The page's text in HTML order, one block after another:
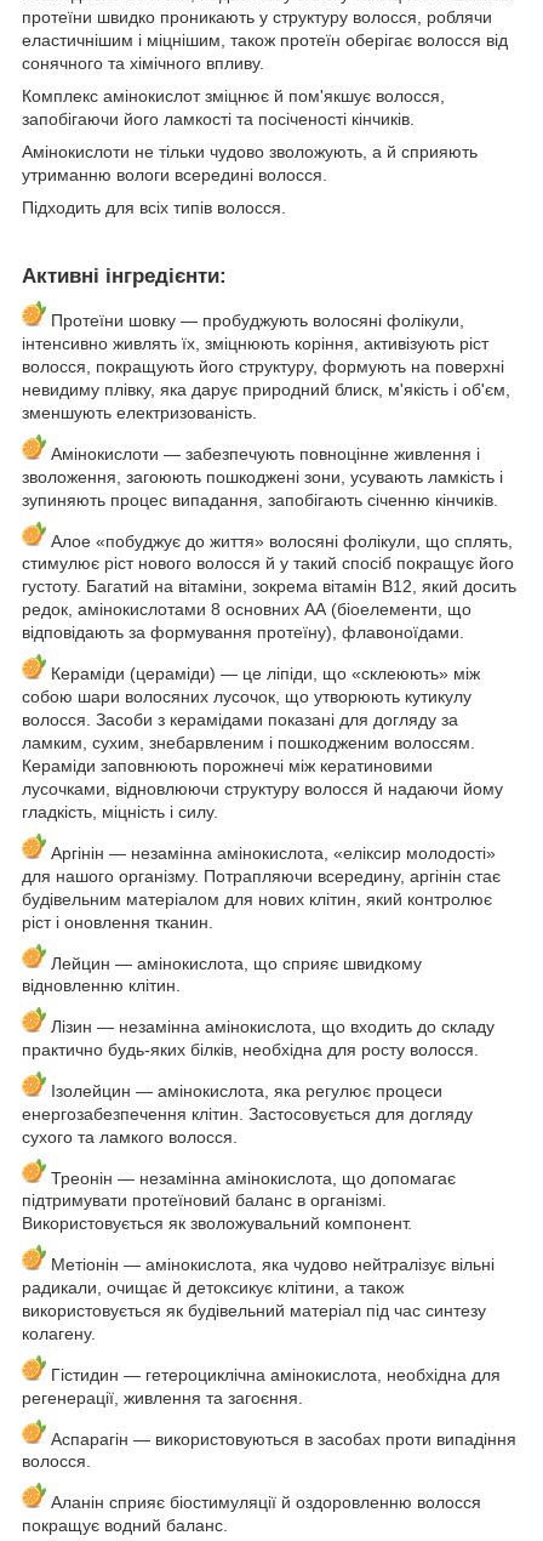
протеїни швидко проникають у структуру волосся, роблячи
еластичнішим і міцнішим, також протеїн оберігає волосся від
сонячного та хімічного впливу.
Комплекс амінокислот зміцнює й пом'якшує волосся,
запобігаючи його ламкості та посіченості кінчиків.
Амінокислоти не тільки чудово зволожують, а й сприяють
утриманню вологи всередині волосся.
Підходить для всіх типів волосся.
Активні інгредієнти:
Протеїни шовку — пробуджують волосяні фолікули,
інтенсивно живлять їх, зміцнюють коріння, активізують ріст
волосся, покращують його структуру, формують на поверхні
невидиму плівку, яка дарує природний блиск, м'якість і об'єм,
зменшують електризованість.
Амінокислоти — забезпечують повноцінне живлення і
зволоження, загоюють пошкоджені зони, усувають ламкість і
зупиняють процес випадання, запобігають січенню кінчиків.
Алое «побуджує до життя» волосяні фолікули, що сплять,
стимулює ріст нового волосся й у такий спосіб покращує його
густоту. Багатий на вітаміни, зокрема вітамін В12, який досить
редок, амінокислотами 8 основних АА (біоелементи, що
відповідають за формування протеїну), флавоноїдами.
Кераміди (цераміди) — це ліпіди, що «склеюють» між
собою шари волосяних лусочок, що утворюють кутикулу
волосся. Засоби з керамідами показані для догляду за
ламким, сухим, знебарвленим і пошкодженим волоссям.
Кераміди заповнюють порожнечі між кератиновими
лусочками, відновлюючи структуру волосся й надаючи йому
гладкість, міцність і силу.
Аргінін — незамінна амінокислота, «еліксир молодості»
для нашого організму. Потрапляючи всередину, аргінін стає
будівельним матеріалом для нових клітин, який контролює
ріст і оновлення тканин.
Лейцин — амінокислота, що сприяє швидкому
відновленню клітин.
Лізин — незамінна амінокислота, що входить до складу
практично будь-яких білків, необхідна для росту волосся.
Ізолейцин — амінокислота, яка регулює процеси
енергозабезпечення клітин. Застосовується для догляду
сухого та ламкого волосся.
Треонін — незамінна амінокислота, що допомагає
підтримувати протеїновий баланс в організмі.
Використовується як зволожувальний компонент.
Метіонін — амінокислота, яка чудово нейтралізує вільні
радикали, очищає й детоксикує клітини, а також
використовується як будівельний матеріал під час синтезу
колагену.
Гістидин — гетероциклічна амінокислота, необхідна для
регенерації, живлення та загоєння.
Аспарагін — використовуються в засобах проти випадіння
волосся.
Аланін сприяє біостимуляції й оздоровленню волосся
покращує водний баланс.